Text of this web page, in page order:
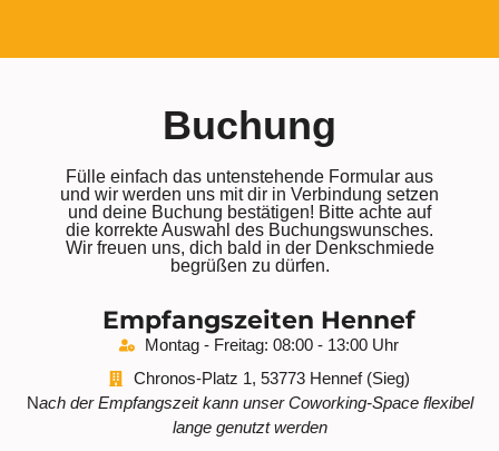
Buchung
Fülle einfach das untenstehende Formular aus
und wir werden uns mit dir in Verbindung setzen
und deine Buchung bestätigen! Bitte achte auf
die korrekte Auswahl des Buchungswunsches.
Wir freuen uns, dich bald in der Denkschmiede
begrüßen zu dürfen.
Empfangszeiten Hennef
Montag - Freitag: 08:00 - 13:00 Uhr
Chronos-Platz 1, 53773 Hennef (Sieg)
Nach der Empfangszeit kann unser Coworking-Space flexibel
lange genutzt werden